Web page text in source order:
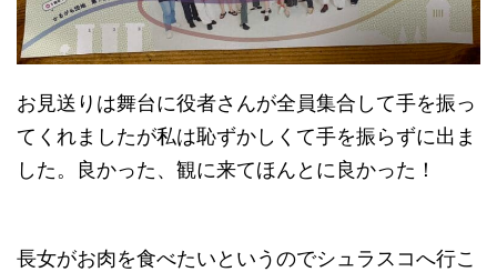
お見送りは舞台に役者さんが全員集合して手を振っ
てくれましたが私は恥ずかしくて手を振らずに出ま
した。良かった、観に来てほんとに良かった！
長女がお肉を食べたいというのでシュラスコへ行こ